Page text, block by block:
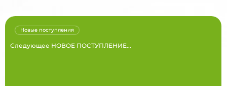
Следующее НОВОЕ ПОСТУПЛЕНИЕ...
Новые поступления